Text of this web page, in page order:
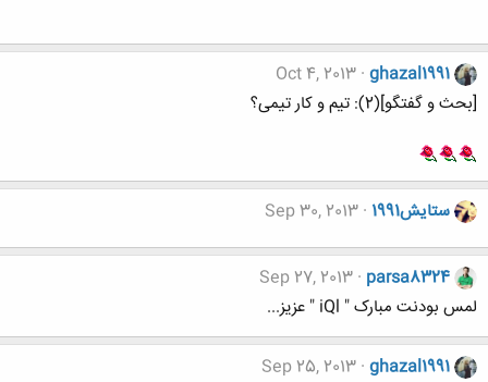
ghazal1991
Oct 4, 2013
[بحث و گفتگو](2): تیم و کار تیمی؟
ستایش1991 Sep 30, 2013
parsa8324
Sep 27, 2013
لمس بودنت مبارک " iQl " عزیز...
ghazal1991
Sep 25, 2013